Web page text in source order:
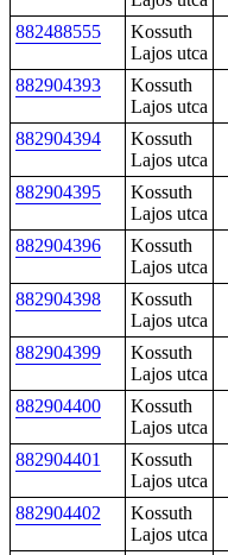
882488555
Kossuth
Lajos utca
882904393
Kossuth
Lajos utca
882904394
Kossuth
Lajos utca
882904395
Kossuth
Lajos utca
882904396
Kossuth
Lajos utca
882904398
Kossuth
Lajos utca
882904399
Kossuth
Lajos utca
882904400
Kossuth
Lajos utca
882904401
Kossuth
Lajos utca
882904402
Kossuth
Lajos utca